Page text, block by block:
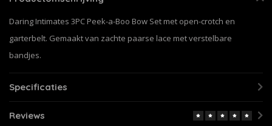
Daring Intimates 3PC Peek-a-Boo Bow Set met open-crotch en
garterbelt. Gemaakt van zachte paarse lace met verstelbare
bandjes.
Specificaties
Reviews